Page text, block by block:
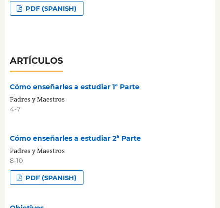
PDF (SPANISH)
ARTÍCULOS
Cómo enseñarles a estudiar 1ª Parte
Padres y Maestros
4-7
Cómo enseñarles a estudiar 2ª Parte
Padres y Maestros
8-10
PDF (SPANISH)